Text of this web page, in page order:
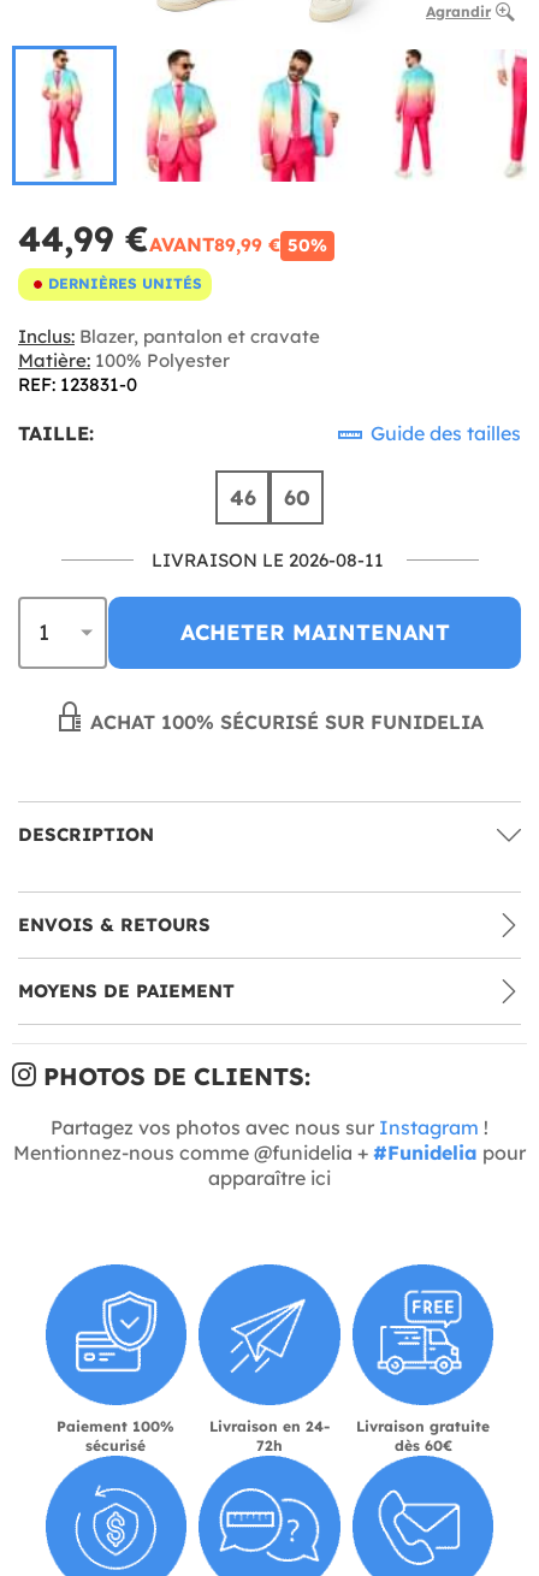
Agrandir
44,99 €AVANT89,99 € 50%
DERNIÈRES UNITÉS
Inclus: Blazer, pantalon et cravate
Matière: 100% Polyester
REF: 123831-0
TAILLE: Guide des tailles
46 60
LIVRAISON LE 2026-08-11
ACHETER MAINTENANT
ACHAT 100% SÉCURISÉ SUR FUNIDELIA
DESCRIPTION
ENVOIS & RETOURS
MOYENS DE PAIEMENT
PHOTOS DE CLIENTS:
Partagez vos photos avec nous sur Instagram !
Mentionnez-nous comme @funidelia + #Funidelia pour
apparaître ici
Paiement 100%
sécurisé
Livraison en 24-
72h
Livraison gratuite
dès 60€